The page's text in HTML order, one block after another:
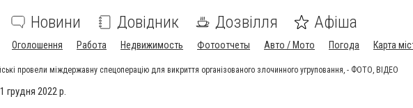
Новини Довідник Дозвілля Афіша
Оголошення Работа Недвижимость Фотоотчеты Авто / Мото Погода Карта
провели міждержавну спецоперацію для викриття організованого злочинного угруповання, - ФОТО, ВІДЕО
грудня 2022 р.